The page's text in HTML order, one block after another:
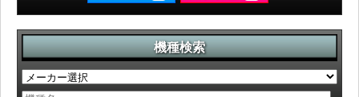
機種検索